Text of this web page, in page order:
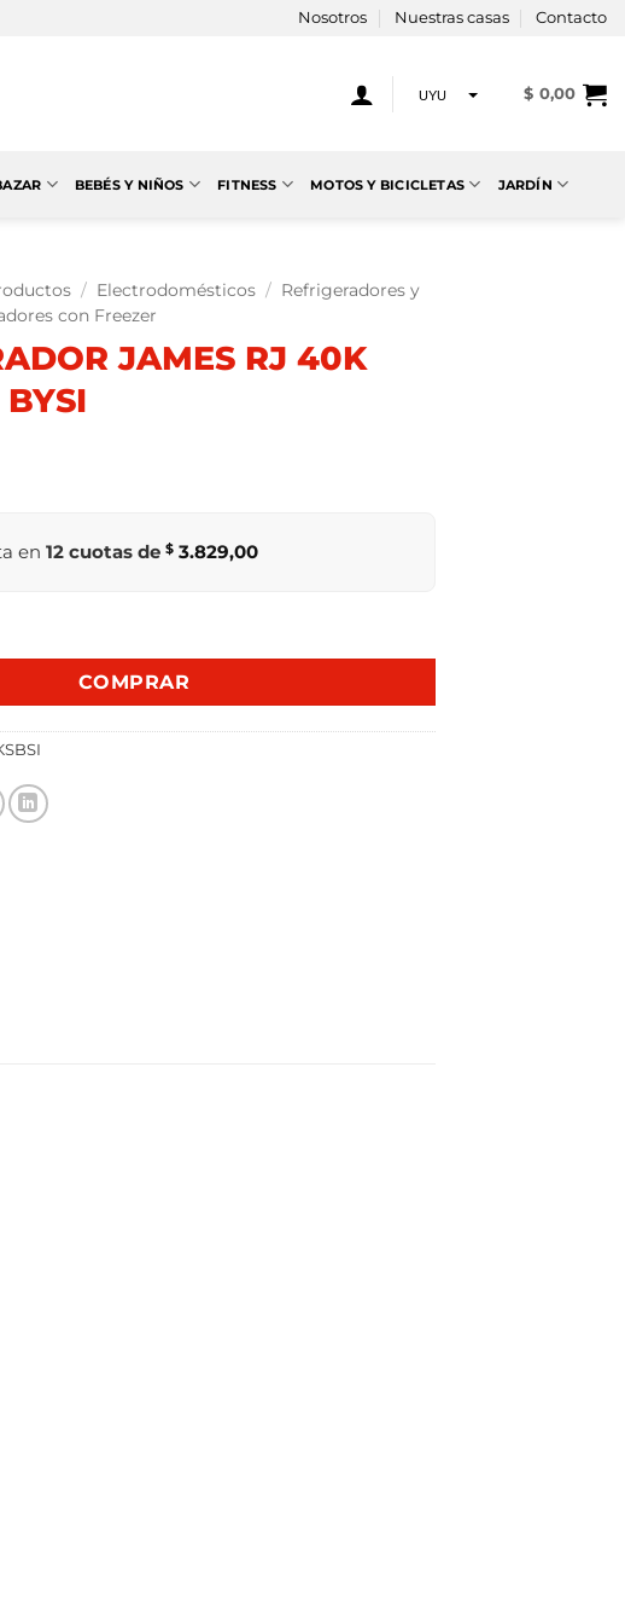
Nosotros Nuestras casas Contacto
UYU $ 0,00
BEBÉS Y NIÑOS FITNESS MOTOS Y BICICLETAS JARDÍN
/ Electrodomésticos / Refrigeradores y
con Freezer
JAMES RJ 40K
en 12 cuotas de $ 3.829,00
RJ 40K SBSI SIDE BYSI cantidad
COMPRAR